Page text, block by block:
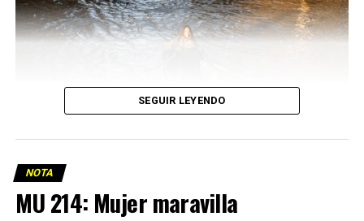
SEGUIR LEYENDO
NOTA
MU 214: Mujer maravilla